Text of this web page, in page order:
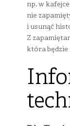
np. w
nie
i usunąć
Z
która będzie